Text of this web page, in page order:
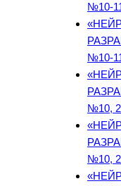
№10-
№10-
№10,
№10,